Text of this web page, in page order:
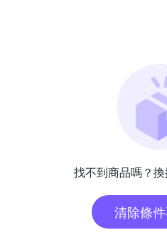
找不到商品嗎？換
清除條